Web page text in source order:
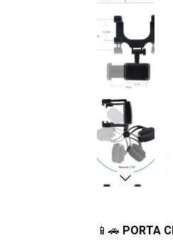
📱🚗 PORTA